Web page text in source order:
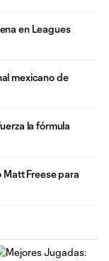
en Leagues
mexicano de
la fórmula
Matt Freese para